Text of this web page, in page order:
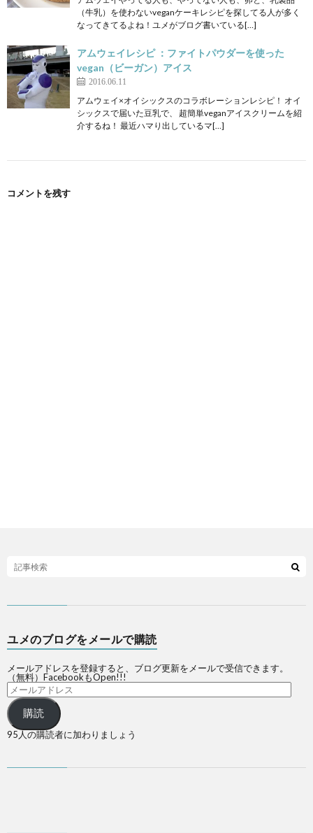
（牛乳）を使わないveganケーキレシピを探してる人が多く
なってきてるよね！ユメがブログ書いている[…]
アムウェイレシピ ：ファイトパウダーを使った
vegan（ビーガン）アイス
2016.06.11
アムウェイ×オイシックスのコラボレーションレシピ！ オイ
シックスで届いた豆乳で、 超簡単veganアイスクリームを紹
介するね！ 最近ハマり出しているマ[…]
コメントを残す
ユメのブログをメールで購読
メールアドレスを登録すると、ブログ更新をメールで受信できます。
（無料）FacebookもOpen!!!
購読
95人の購読者に加わりましょう